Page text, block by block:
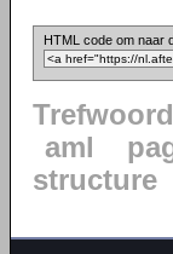
HTML code om naar
aml
structure